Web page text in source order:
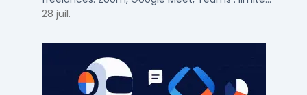
participants, fonctions cles pour bien choisir.
28 juil.